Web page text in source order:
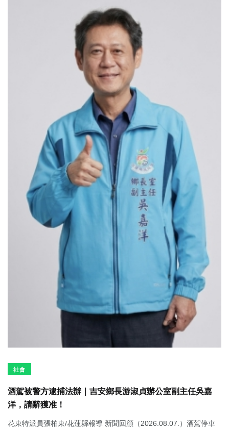
社會
酒駕被警方逮捕法辦｜吉安鄉長游淑貞辦公室副主任吳嘉
洋，請辭獲准！
花東特派員張柏東/花蓮縣報導 新聞回顧（2026.08.07.）酒駕停車